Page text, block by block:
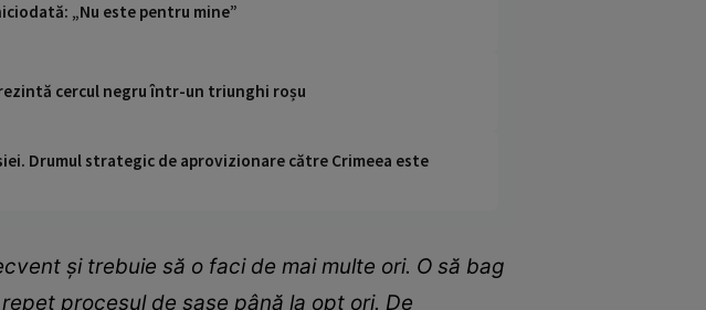
„Nu este pentru mine”
cercul negru într-un triunghi roșu
Drumul strategic de aprovizionare către Crimeea este
și trebuie să o faci de mai multe ori. O să bag
procesul de șase până la opt ori. De